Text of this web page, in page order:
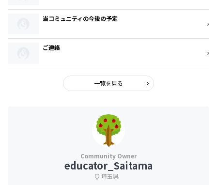
当コミュニティの今後の予定
ご連絡
一覧を見る
educator_Saitama
埼玉県